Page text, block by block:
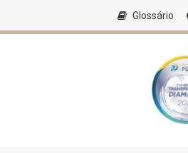
Glossário